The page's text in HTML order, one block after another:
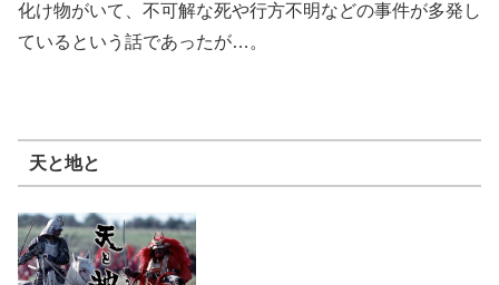
化け物がいて、不可解な死や行方不明などの事件が多発し
ているという話であったが…。
天と地と